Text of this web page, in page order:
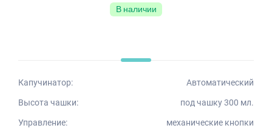
В наличии
Капучинатор: Автоматический
Высота чашки: под чашку 300 мл.
Управление: механические кнопки